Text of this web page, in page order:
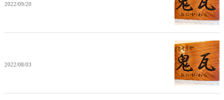
2022/09/20
2022/08/03